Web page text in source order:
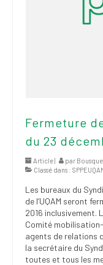
Fermeture
du 23
Article | par
Classé dans :
Les bureaux du
de l’UQAM seront
2016 inclusivement.
Comité
agents de relations
la secrétaire du
toutes et tous les